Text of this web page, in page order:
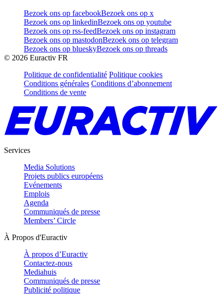
Bezoek ons op facebookBezoek ons op x
Bezoek ons op linkedinBezoek ons op youtube
Bezoek ons op rss-feedBezoek ons op instagram
Bezoek ons op mastodonBezoek ons op telegram
Bezoek ons op blueskyBezoek ons op threads
© 2026 Euractiv FR
Politique de confidentialité Politique cookies
Conditions générales Conditions d’abonnement
Conditions de vente
Services
Media Solutions
Projets publics européens
Evénements
Emplois
Agenda
Communiqués de presse
Members’ Circle
À Propos d'Euractiv
À propos d’Euractiv
Contactez-nous
Mediahuis
Communiqués de presse
Publicité politique